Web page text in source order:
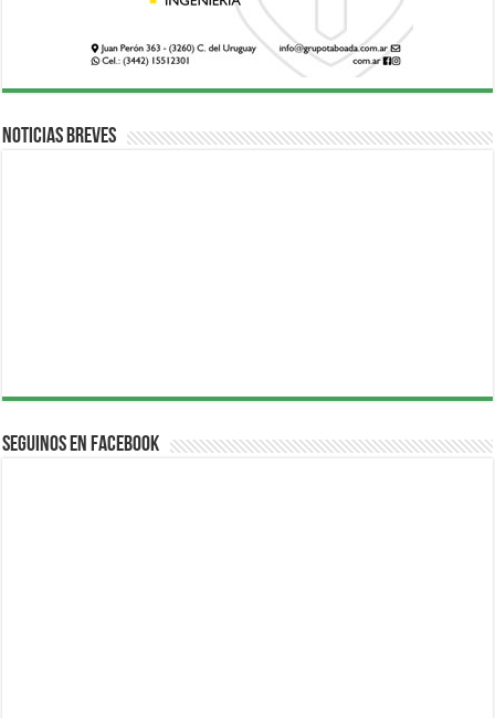
Noticias breves
Seguinos en Facebook